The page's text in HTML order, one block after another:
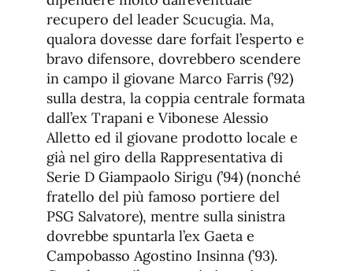
recupero del leader Scucugia. Ma,
qualora dovesse dare forfait l’esperto e
bravo difensore, dovrebbero scendere
in campo il giovane Marco Farris (’92)
sulla destra, la coppia centrale formata
dall’ex Trapani e Vibonese Alessio
Alletto ed il giovane prodotto locale e
già nel giro della Rappresentativa di
Serie D Giampaolo Sirigu (’94) (nonché
fratello del più famoso portiere del
PSG Salvatore), mentre sulla sinistra
dovrebbe spuntarla l’ex Gaeta e
Campobasso Agostino Insinna (’93).